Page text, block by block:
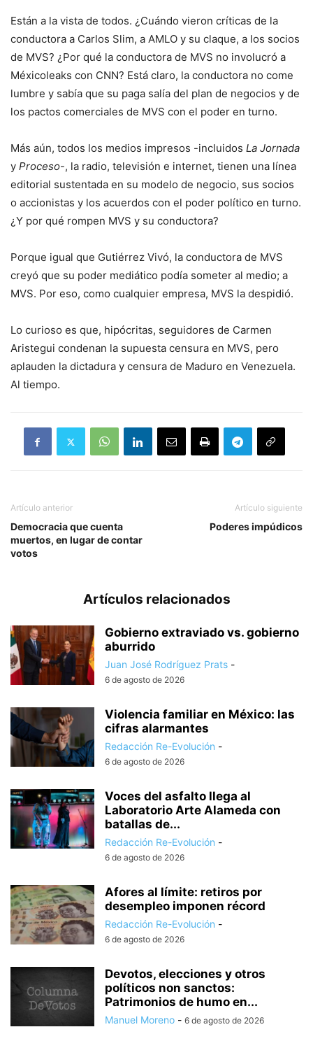
Están a la vista de todos. ¿Cuándo vieron críticas de la
conductora a Carlos Slim, a AMLO y su claque, a los socios
de MVS? ¿Por qué la conductora de MVS no involucró a
Méxicoleaks con CNN? Está claro, la conductora no come
lumbre y sabía que su paga salía del plan de negocios y de
los pactos comerciales de MVS con el poder en turno.
Más aún, todos los medios impresos -incluidos La Jornada
y Proceso-, la radio, televisión e internet, tienen una línea
editorial sustentada en su modelo de negocio, sus socios
o accionistas y los acuerdos con el poder político en turno.
¿Y por qué rompen MVS y su conductora?
Porque igual que Gutiérrez Vivó, la conductora de MVS
creyó que su poder mediático podía someter al medio; a
MVS. Por eso, como cualquier empresa, MVS la despidió.
Lo curioso es que, hipócritas, seguidores de Carmen
Aristegui condenan la supuesta censura en MVS, pero
aplauden la dictadura y censura de Maduro en Venezuela.
Al tiempo.
Artículo anterior
Democracia que cuenta
muertos, en lugar de contar
votos
Artículo siguiente
Poderes impúdicos
Artículos relacionados
Gobierno extraviado vs. gobierno
aburrido
Juan José Rodríguez Prats -
6 de agosto de 2026
Violencia familiar en México: las
cifras alarmantes
Redacción Re-Evolución -
6 de agosto de 2026
Voces del asfalto llega al
Laboratorio Arte Alameda con
batallas de...
Redacción Re-Evolución -
6 de agosto de 2026
Afores al límite: retiros por
desempleo imponen récord
Redacción Re-Evolución -
6 de agosto de 2026
Devotos, elecciones y otros
políticos non sanctos:
Patrimonios de humo en...
Manuel Moreno - 6 de agosto de 2026